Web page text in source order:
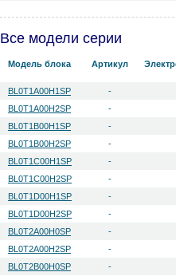
Все модели серии
Модель блока Артикул
BL0T1A00H1SP
-
BL0T1A00H2SP
-
BL0T1B00H1SP
-
BL0T1B00H2SP
-
BL0T1C00H1SP
-
BL0T1C00H2SP
-
BL0T1D00H1SP
-
BL0T1D00H2SP
-
BL0T2A00H0SP
-
BL0T2A00H2SP
-
BL0T2B00H0SP
-